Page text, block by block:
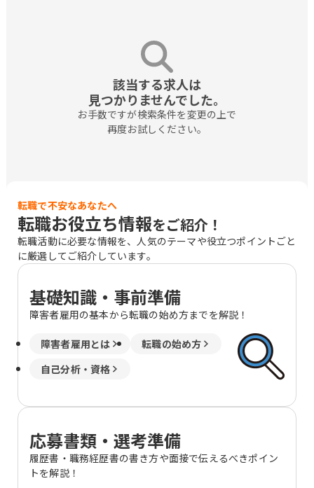
該当する求人は
見つかりませんでした。
お手数ですが検索条件を変更の上で
再度お試しください。
転職で不安なあなたへ
転職お役立ち情報をご紹介！
転職活動に必要な情報を、人気のテーマや役立つポイントごと
に厳選してご紹介しています。
基礎知識・事前準備
障害者雇用の基本から転職の始め方までを解説！
障害者雇用とは
転職の始め方
自己分析・資格
応募書類・選考準備
履歴書・職務経歴書の書き方や面接で伝えるべきポイン
トを解説！